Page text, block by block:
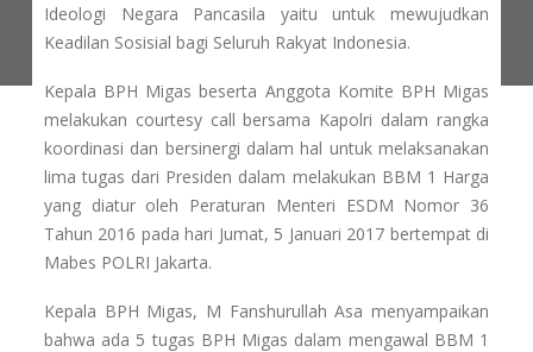
Ideologi Negara Pancasila yaitu untuk mewujudkan
Keadilan Sosisial bagi Seluruh Rakyat Indonesia.
Kepala BPH Migas beserta Anggota Komite BPH Migas
melakukan courtesy call bersama Kapolri dalam rangka
koordinasi dan bersinergi dalam hal untuk melaksanakan
lima tugas dari Presiden dalam melakukan BBM 1 Harga
yang diatur oleh Peraturan Menteri ESDM Nomor 36
Tahun 2016 pada hari Jumat, 5 Januari 2017 bertempat di
Mabes POLRI Jakarta.
Kepala BPH Migas, M Fanshurullah Asa menyampaikan
bahwa ada 5 tugas BPH Migas dalam mengawal BBM 1